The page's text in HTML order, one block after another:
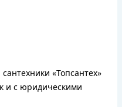
«Топсантех»
и с юридическими